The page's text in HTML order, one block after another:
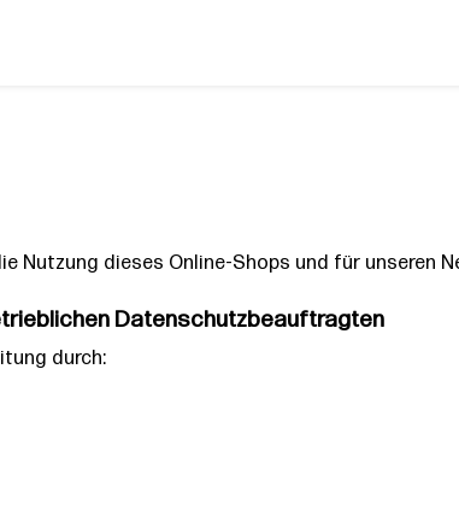
Nutzung dieses Online-Shops und für unseren
Datenschutzbeauftragten
durch: